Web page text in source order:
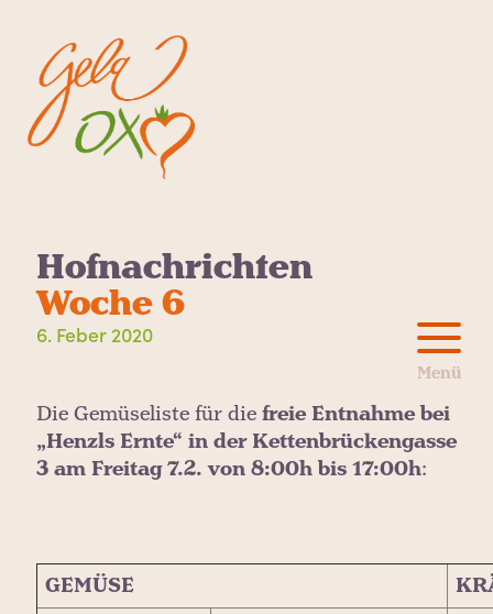
Hofnachrichten
Woche 6
6. Feber 2020
Die Gemüseliste für diefreie Entnahme bei
„Henzls Ernte“ in der Kettenbrückengasse
3 am Freitag 7.2. von 8:00h bis 17:00h:
GEMÜSE